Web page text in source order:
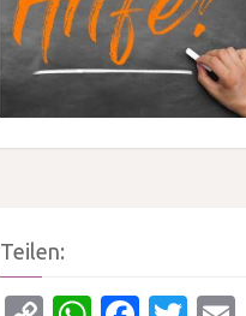
Teilen: